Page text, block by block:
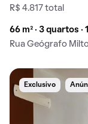
R$ 4.817 total
66 m² · 3 quartos ·
Rua Geógrafo
Exclusivo